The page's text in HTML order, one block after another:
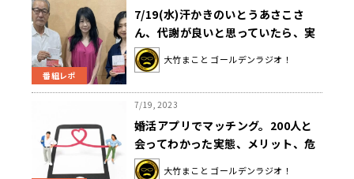
番組レポ
7/19(水)汗かきのいとうあさこさ
ん、代謝が良いと思っていたら、実
はそうでもない！？
大竹まこと ゴールデンラジオ！
7/19, 2023
婚活アプリでマッチング。200人と
会ってわかった実態、メリット、危
険性
大竹まこと ゴールデンラジオ！